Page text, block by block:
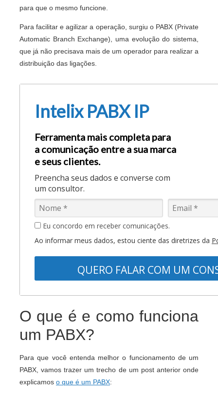
para que o mesmo funcione.
Para facilitar e agilizar a operação, surgiu o PABX (Private
Automatic Branch Exchange), uma evolução do sistema,
que já não precisava mais de um operador para realizar a
distribuição das ligações.
Intelix PABX IP
Ferramenta mais completa para
a comunicação entre a sua marca
e seus clientes.
Preencha seus dados e converse com
um consultor.
Eu concordo em receber comunicações.
Ao informar meus dados, estou ciente das diretrizes da
QUERO FALAR COM UM
O que é e como funciona
um PABX?
Para que você entenda melhor o funcionamento de um
PABX, vamos trazer um trecho de um post anterior onde
explicamos o que é um PABX: